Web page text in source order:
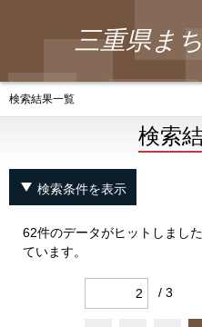
三重県ま
検索結果一覧
検索
検索条件を表示
62件のデータがヒットしまし
ています。
/ 3